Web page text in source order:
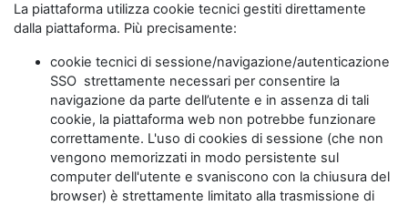
La piattaforma utilizza cookie tecnici gestiti direttamente
dalla piattaforma. Più precisamente:
cookie tecnici di sessione/navigazione/autenticazione
SSO strettamente necessari per consentire la
navigazione da parte dell’utente e in assenza di tali
cookie, la piattaforma web non potrebbe funzionare
correttamente. L'uso di cookies di sessione (che non
vengono memorizzati in modo persistente sul
computer dell'utente e svaniscono con la chiusura del
browser) è strettamente limitato alla trasmissione di